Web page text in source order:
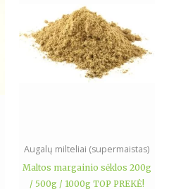
Augalų milteliai (supermaistas)
Maltos margainio sėklos 200g
/ 500g / 1000g TOP PREKĖ!
multiple
variants.
The
options
may
product
page